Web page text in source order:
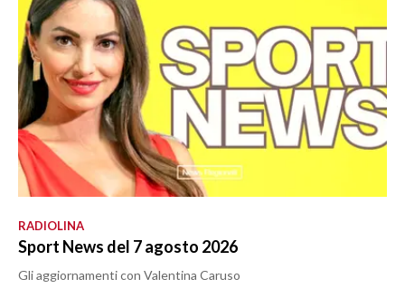
RADIOLINA
Sport News del 7 agosto 2026
Gli aggiornamenti con Valentina Caruso